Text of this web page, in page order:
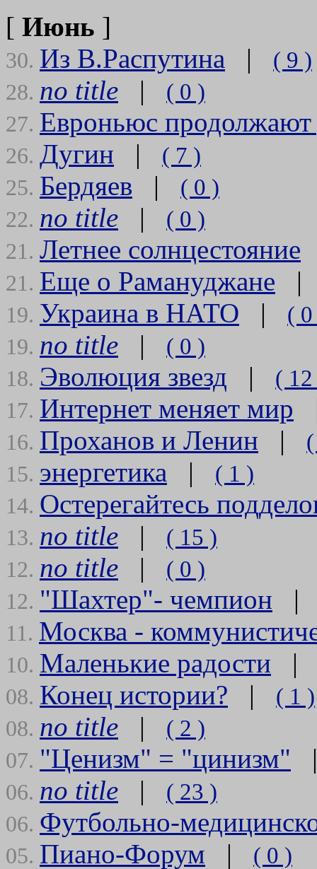
[ Июнь ]
30. Из В.Распутина | ( 9 )
28. no title | ( 0 )
27. Евроньюс продолжают
26. Дугин | ( 7 )
25. Бердяев | ( 0 )
22. no title | ( 0 )
21. Летнее солнцестояние
21. Еще о Рамануджане
19. Украина в НАТО | (
19. no title | ( 0 )
18. Эволюция звезд | (
17. Интернет меняет мир
16. Проханов и Ленин |
15. энергетика | ( 1 )
14. Остерегайтесь
13. no title | ( 15 )
12. no title | ( 0 )
12. "Шахтер"- чемпион
11. Москва -
10. Маленькие радости
08. Конец истории? | ( 1 )
08. no title | ( 2 )
07. "Ценизм" = "цинизм"
06. no title | ( 23 )
06. Футбольно-
05. Пиано-Форум | ( 0 )